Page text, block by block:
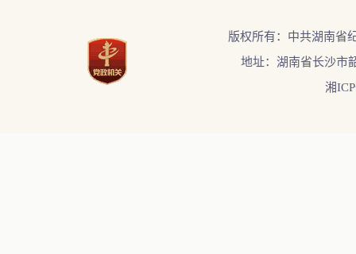
版权所有：中共湖南省
地址：湖南省长沙市
湘